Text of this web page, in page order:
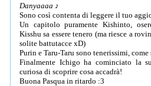
Danyaaaa ♪
Sono così contenta di leggere il tuo
Un capitolo puramente Kishinto,
Kisshu sa essere tenero (ma riesce a
solite battutacce xD)
Purin e Taru-Taru sono tenerissimi, come
Finalmente Ichigo ha cominciato la
curiosa di scoprire cosa accadrà!
Buona Pasqua in ritardo :3